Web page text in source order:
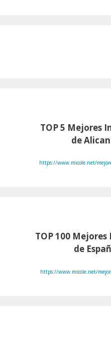
TOP 5 Mejores
de
https://www.micole.net/
TOP 100 Mejores
de
https://www.micole.net/